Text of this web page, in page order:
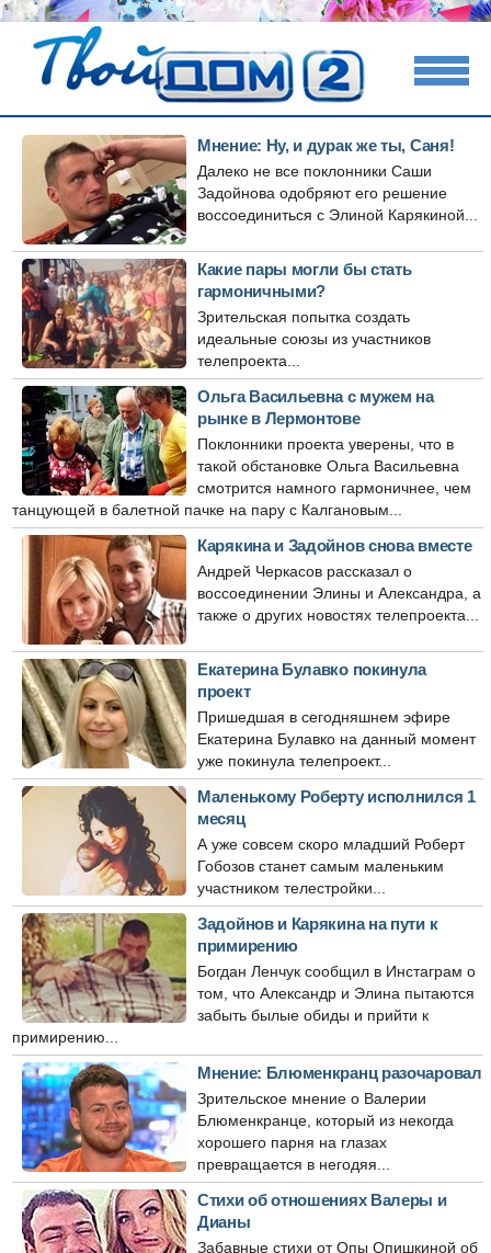
Мнение: Ну, и дурак же ты, Саня!
Далеко не все поклонники Саши
Задойнова одобряют его решение
воссоединиться с Элиной Карякиной...
Какие пары могли бы стать
гармоничными?
Зрительская попытка создать
идеальные союзы из участников
телепроекта...
Ольга Васильевна с мужем на
рынке в Лермонтове
Поклонники проекта уверены, что в
такой обстановке Ольга Васильевна
смотрится намного гармоничнее, чем
танцующей в балетной пачке на пару с Калгановым...
Карякина и Задойнов снова вместе
Андрей Черкасов рассказал о
воссоединении Элины и Александра, а
также о других новостях телепроекта...
Екатерина Булавко покинула
проект
Пришедшая в сегодняшнем эфире
Екатерина Булавко на данный момент
уже покинула телепроект...
Маленькому Роберту исполнился 1
месяц
А уже совсем скоро младший Роберт
Гобозов станет самым маленьким
участником телестройки...
Задойнов и Карякина на пути к
примирению
Богдан Ленчук сообщил в Инстаграм о
том, что Александр и Элина пытаются
забыть былые обиды и прийти к
примирению...
Мнение: Блюменкранц разочаровал
Зрительское мнение о Валерии
Блюменкранце, который из некогда
хорошего парня на глазах
превращается в негодяя...
Стихи об отношениях Валеры и
Дианы
Забавные стихи от Опы Опишкиной об